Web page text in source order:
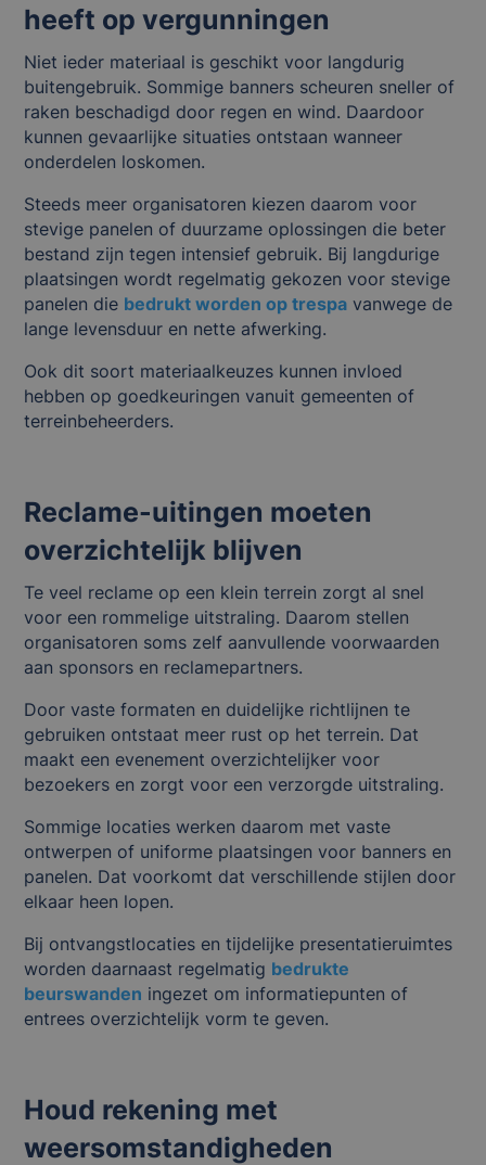
heeft op vergunningen
Niet ieder materiaal is geschikt voor langdurig
buitengebruik. Sommige banners scheuren sneller of
raken beschadigd door regen en wind. Daardoor
kunnen gevaarlijke situaties ontstaan wanneer
onderdelen loskomen.
Steeds meer organisatoren kiezen daarom voor
stevige panelen of duurzame oplossingen die beter
bestand zijn tegen intensief gebruik. Bij langdurige
plaatsingen wordt regelmatig gekozen voor stevige
panelen die bedrukt worden op trespa vanwege de
lange levensduur en nette afwerking.
Ook dit soort materiaalkeuzes kunnen invloed
hebben op goedkeuringen vanuit gemeenten of
terreinbeheerders.
Reclame-uitingen moeten
overzichtelijk blijven
Te veel reclame op een klein terrein zorgt al snel
voor een rommelige uitstraling. Daarom stellen
organisatoren soms zelf aanvullende voorwaarden
aan sponsors en reclamepartners.
Door vaste formaten en duidelijke richtlijnen te
gebruiken ontstaat meer rust op het terrein. Dat
maakt een evenement overzichtelijker voor
bezoekers en zorgt voor een verzorgde uitstraling.
Sommige locaties werken daarom met vaste
ontwerpen of uniforme plaatsingen voor banners en
panelen. Dat voorkomt dat verschillende stijlen door
elkaar heen lopen.
Bij ontvangstlocaties en tijdelijke presentatieruimtes
worden daarnaast regelmatig bedrukte
beurswanden ingezet om informatiepunten of
entrees overzichtelijk vorm te geven.
Houd rekening met
weersomstandigheden